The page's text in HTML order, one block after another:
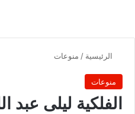
الرئيسية / منوعات
منوعات
الفلكية ليلى عبد